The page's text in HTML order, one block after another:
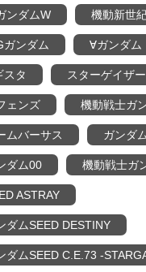
ンダムW 機動新世
ガンダム ∀ガンダム
スタ スターゲイザー
ェンズ 機動戦士ガ
ムバーサス ガンダ
ダム00 機動戦士ガ
ASTRAY
ダムSEED DESTINY
ダムSEED C.E.73 -